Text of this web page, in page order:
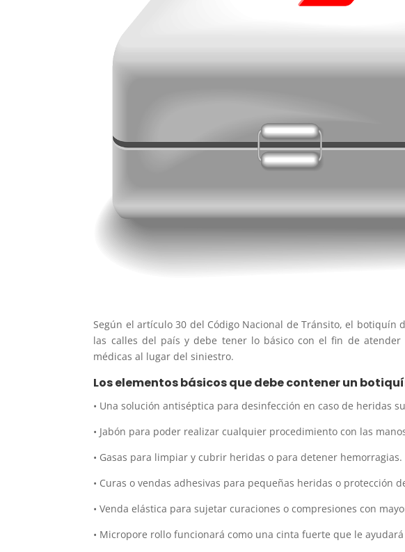
Según el artículo 30 del Código Nacional de Tránsito, el
las calles del país y debe tener lo básico con el fin de
médicas al lugar del siniestro.
Los elementos básicos que debe contener un
• Una solución antiséptica para desinfección en caso de heridas
• Jabón para poder realizar cualquier procedimiento con las
• Gasas para limpiar y cubrir heridas o para detener hemorragias.
• Curas o vendas adhesivas para pequeñas heridas o protección
• Venda elástica para sujetar curaciones o compresiones con
• Micropore rollo funcionará como una cinta fuerte que le